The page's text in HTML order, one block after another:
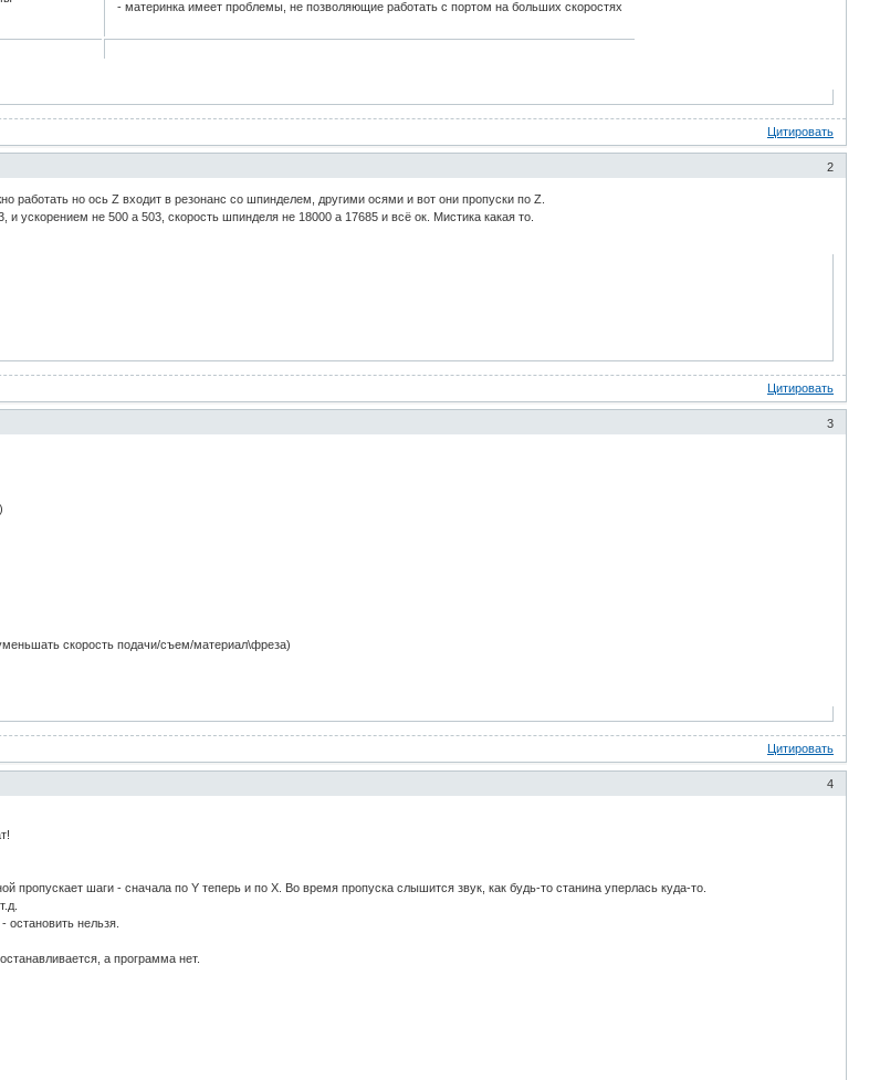
- материнка имеет проблемы, не позволяющие работать с портом на больших скоростях
Цитировать
2
работать но ось Z входит в резонанс со шпинделем, другими осями и вот они пропуски по Z.
ускорением не 500 а 503, скорость шпинделя не 18000 а 17685 и всё ок. Мистика какая то.
Цитировать
3
скорость подачи/съем/материал\фреза)
Цитировать
4
пропускает шаги - сначала по Y теперь и по Х. Во время пропуска слышится звук, как будь-то станина уперлась куда-то.
остановить нельзя.
а программа нет.